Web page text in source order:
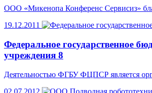
ООО «Микенопа Конференс Сервисиз»
19.12.2011
Федеральное государственное
учреждения 8
Деятельностью ФГБУ ФЦПСР является
02.07.2012